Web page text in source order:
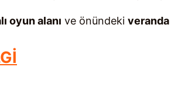
oyun alanı ve önündeki veranda